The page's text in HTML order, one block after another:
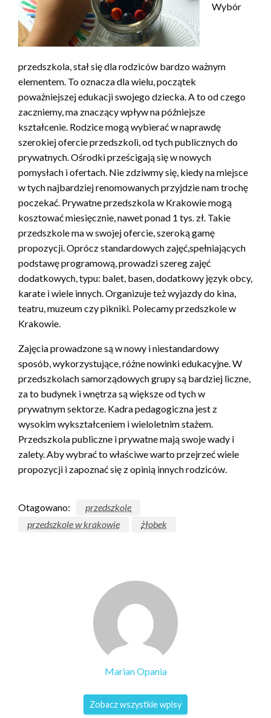
Wybór
przedszkola, stał się dla rodziców bardzo ważnym
elementem. To oznacza dla wielu, początek
poważniejszej edukacji swojego dziecka. A to od czego
zaczniemy, ma znaczący wpływ na późniejsze
kształcenie. Rodzice mogą wybierać w naprawdę
szerokiej ofercie przedszkoli, od tych publicznych do
prywatnych. Ośrodki prześcigają się w nowych
pomysłach i ofertach. Nie zdziwmy się, kiedy na miejsce
w tych najbardziej renomowanych przyjdzie nam trochę
poczekać. Prywatne przedszkola w Krakowie mogą
kosztować miesięcznie, nawet ponad 1 tys. zł. Takie
przedszkole ma w swojej ofercie, szeroką gamę
propozycji. Oprócz standardowych zajęć,spełniających
podstawę programową, prowadzi szereg zajęć
dodatkowych, typu: balet, basen, dodatkowy język obcy,
karate i wiele innych. Organizuje też wyjazdy do kina,
teatru, muzeum czy pikniki. Polecamy przedszkole w
Krakowie.
Zajęcia prowadzone są w nowy i niestandardowy
sposób, wykorzystujące, różne nowinki edukacyjne. W
przedszkolach samorządowych grupy są bardziej liczne,
za to budynek i wnętrza są większe od tych w
prywatnym sektorze. Kadra pedagogiczna jest z
wysokim wykształceniem i wieloletnim stażem.
Przedszkola publiczne i prywatne mają swoje wady i
zalety. Aby wybrać to właściwe warto przejrzeć wiele
propozycji i zapoznać się z opinią innych rodziców.
Otagowano:
przedszkole
przedszkole w krakowie
żłobek
Marian Opania
Zobacz wszystkie wpisy